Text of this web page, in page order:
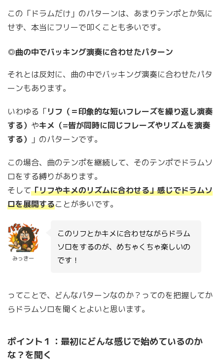
この「ドラムだけ」のパターンは、あまりテンポとか気に
せず、本当にフリーで叩くことも多いです。
◎曲の中でバッキング演奏に合わせたパターン
それとは反対に、曲の中でバッキング演奏に合わせたパタ
ーンもあります。
いわゆる「リフ（＝印象的な短いフレーズを繰り返し演奏
する） やキメ（=皆が同時に同じフレーズやリズムを演奏
する）
」のパターンです。
この場合、曲のテンポを継続して、そのテンポでドラムソ
ロをする縛りがあります。
そして「リフやキメのリズムに合わせる」感じでドラムソ
ロを展開することが多いです。
みっきー
このリフとかキメに合わせながらドラム
ソロをするのが、めちゃくちゃ楽しいの
です！
ってことで、どんなパターンなのか？ってのを把握してか
らドラムソロを聞くとよいと思います。
ポイント１：最初にどんな感じで始めているのか
な？を聞く